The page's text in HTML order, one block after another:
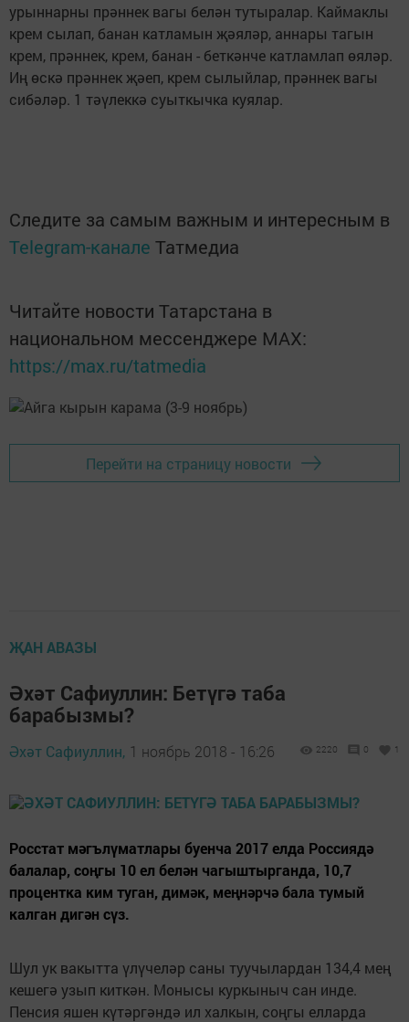
урыннарны прәннек вагы белән тутыралар. Каймаклы
крем сылап, банан катламын җәяләр, аннары тагын
крем, прәннек, крем, банан - беткәнче катламлап өяләр.
Иң өскә прәннек җәеп, крем сылыйлар, прәннек вагы
сибәләр. 1 тәүлеккә суыткычка куялар.
Следите за самым важным и интересным в
Telegram-канале Татмедиа
Читайте новости Татарстана в
национальном мессенджере MАХ:
https://max.ru/tatmedia
Перейти на страницу новости
ҖАН АВАЗЫ
Әхәт Сафиуллин: Бетүгә таба
барабызмы?
Әхәт Сафиуллин, 1 ноябрь 2018 - 16:26 2220 0 1
Росстат мәгълүматлары буенча 2017 елда Россиядә
балалар, соңгы 10 ел белән чагыштырганда, 10,7
процентка ким туган, димәк, меңнәрчә бала тумый
калган дигән сүз.
Шул ук вакытта үлүчеләр саны туучылардан 134,4 мең
кешегә узып киткән. Монысы куркыныч сан инде.
Пенсия яшен күтәргәндә ил халкын, соңгы елларда